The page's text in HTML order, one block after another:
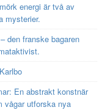
energi är två av
mysterier.
den franske bagaren
En abstrakt konstnär
vågar utforska nya